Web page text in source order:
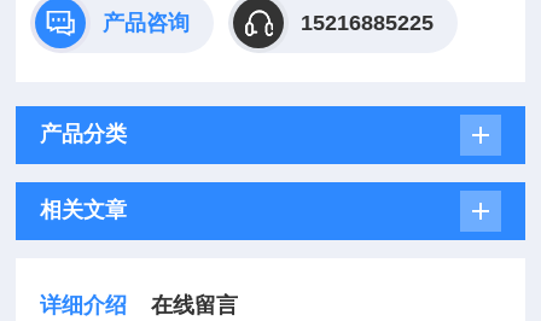
产品咨询 15216885225
产品分类
相关文章
详细介绍 在线留言